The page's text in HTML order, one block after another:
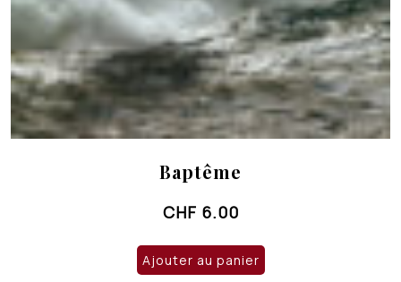
Baptême
CHF 6.00
Ajouter au panier